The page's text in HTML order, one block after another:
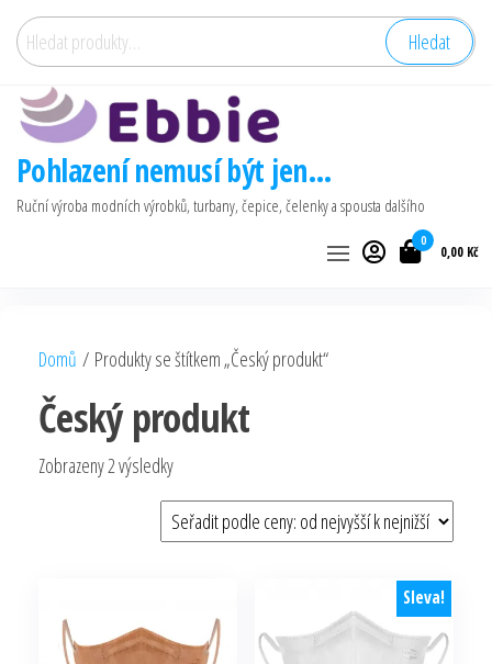
Přeskočit
obsah
Hledat: Hledat
Pohlazení nemusí být jen…
Ruční výroba modních výrobků, turbany, čepice, čelenky a spousta dalšího
0
0,00 Kč
Domů / Produkty se štítkem „Český produkt“
Český produkt
Zobrazeny 2 výsledkySeřazeno
podle
ceny:
Sleva!